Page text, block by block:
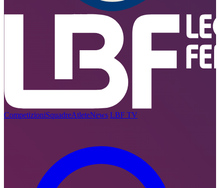
CompetizioniSquadreAtleteNews LBF TV